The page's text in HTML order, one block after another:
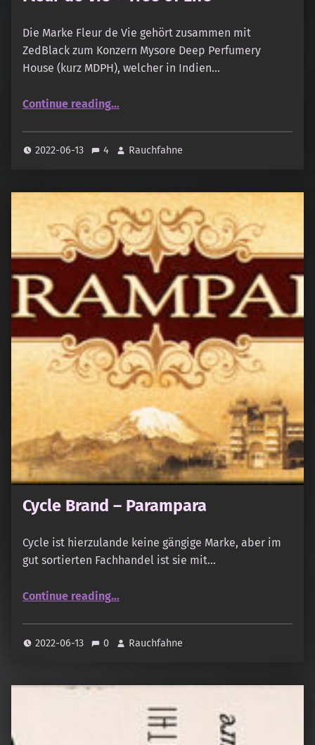
Die Marke Fleur de Vie gehört zusammen mit
ZedBlack zum Konzern Mysore Deep Perfumery
House (kurz MDPH), welcher in Indien…
Continue reading“Fleur de Vie – Tree of Life”
…
2022-06-13 4 Rauchfahne
Cycle Brand – Parampara
Cycle ist hierzulande keine gängige Marke, aber im
gut sortierten Fachhandel ist sie mit…
Continue reading…
2022-06-13 0 Rauchfahne